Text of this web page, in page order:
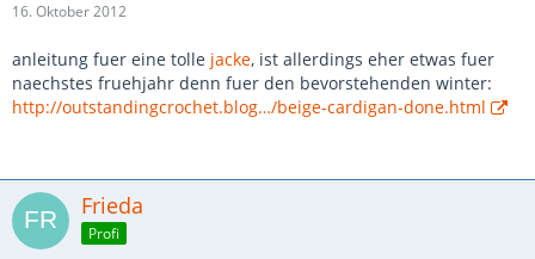
16. Oktober 2012
anleitung fuer eine tolle jacke, ist allerdings eher etwas fuer
naechstes fruehjahr denn fuer den bevorstehenden winter:
http://outstandingcrochet.blog…/beige-cardigan-done.html
Frieda
Profi